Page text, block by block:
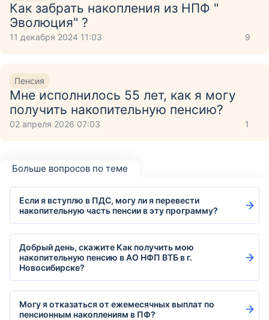
Как забрать накопления из НПФ "
Эволюция" ?
11 декабря 2024 11:03 9
Пенсия
Мне исполнилось 55 лет, как я могу
получить накопительную пенсию?
02 апреля 2026 07:03 1
Больше вопросов по теме
Если я вступлю в ПДС, могу ли я перевести
накопительную часть пенсии в эту программу?
Добрый день, скажите Как получить мою
накопительную пенсию в АО НФП ВТБ в г.
Новосибирске?
Могу я отказаться от ежемесячных выплат по
пенсионным накоплениям в ПФ?